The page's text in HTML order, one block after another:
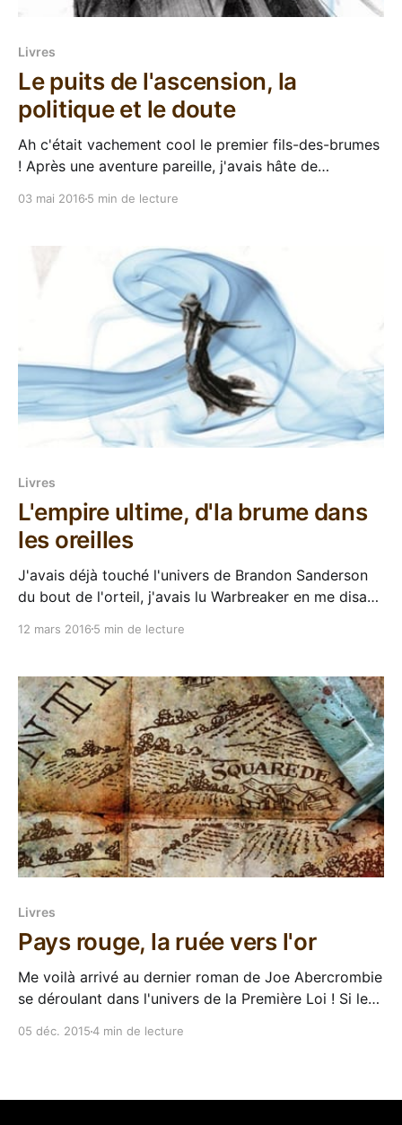
Livres
Le puits de l'ascension, la
politique et le doute
Ah c'était vachement cool le premier fils-des-brumes
! Après une aventure pareille, j'avais hâte de
03 mai 2016 5 min de lecture
Livres
L'empire ultime, d'la brume dans
les oreilles
J'avais déjà touché l'univers de Brandon Sanderson
du bout de l'orteil, j'avais lu Warbreaker en me disant
maitresse du bonhomme : Fils-des-brumes. Puis j'ai
12 mars 2016 5 min de lecture
Livres
Pays rouge, la ruée vers l'or
Me voilà arrivé au dernier roman de Joe Abercrombie
se déroulant dans l'univers de la Première Loi ! Si les
05 déc. 20154 min de lecture